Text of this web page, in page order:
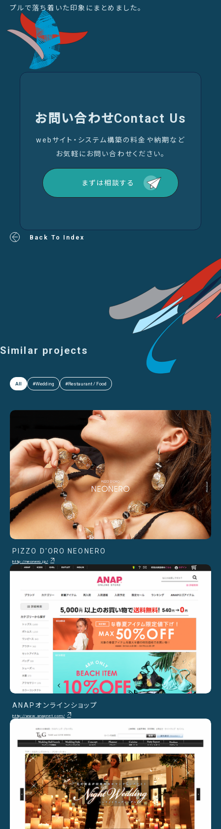
プルで落ち着いた印象にまとめました。
お問い合わせContact Us
webサイト・システム構築の料金や納期など
お気軽にお問い合わせください。
まずは相談する
Back To Index
Similar projects
All #Wedding #Restaurant / Food
PIZZO D'ORO NEONERO
http://neonero.jp/
ANAPオンラインショップ
http://www.anapnet.com/